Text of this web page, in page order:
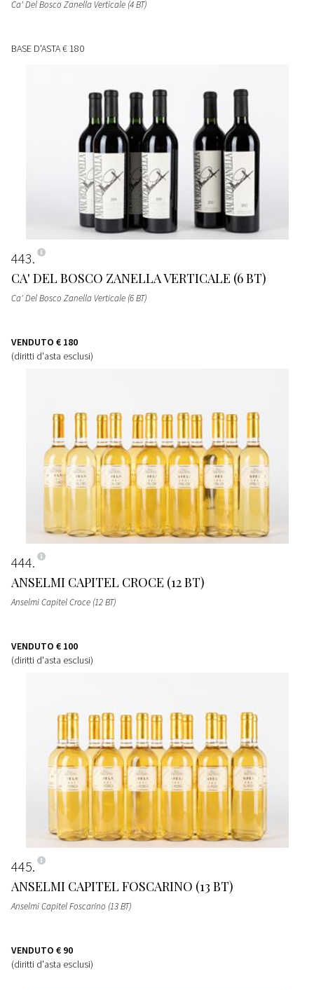
Ca' Del Bosco Zanella Verticale (4 BT)
BASE D'ASTA€ 180
443
CA' DEL BOSCO ZANELLA VERTICALE (6 BT)
Ca' Del Bosco Zanella Verticale (6 BT)
VENDUTO € 180
(diritti d'asta esclusi)
444
ANSELMI CAPITEL CROCE (12 BT)
Anselmi Capitel Croce (12 BT)
VENDUTO € 100
(diritti d'asta esclusi)
445
ANSELMI CAPITEL FOSCARINO (13 BT)
Anselmi Capitel Foscarino (13 BT)
VENDUTO € 90
(diritti d'asta esclusi)